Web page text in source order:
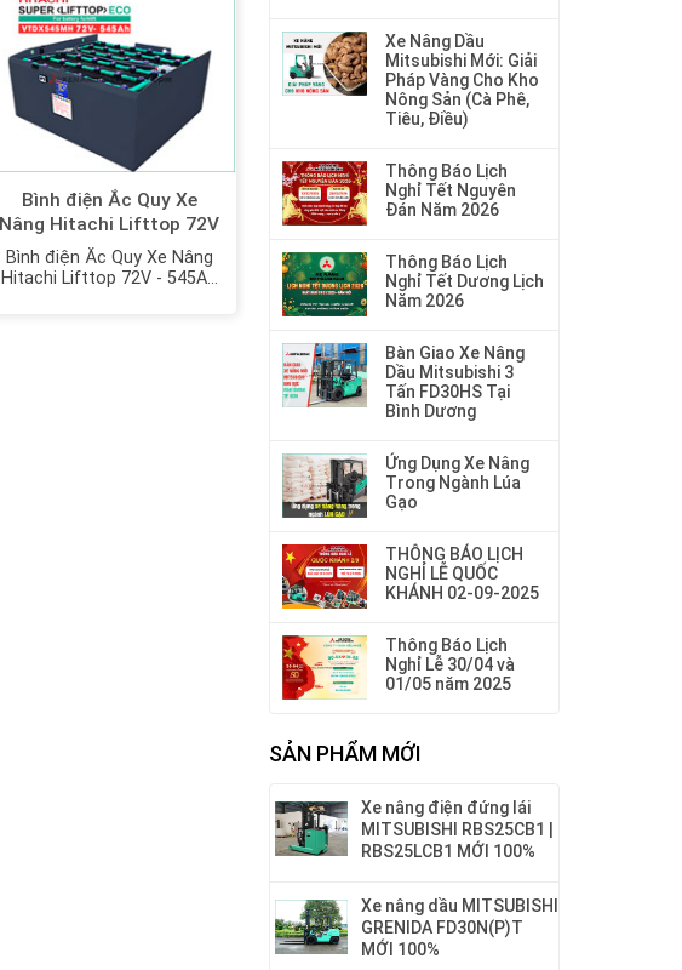
Xe Nâng Dầu
Mitsubishi Mới: Giải
Pháp Vàng Cho Kho
Nông Sản (Cà Phê,
Tiêu, Điều)
Thông Báo Lịch
Nghỉ Tết Nguyên
Đán Năm 2026
Thông Báo Lịch
Nghỉ Tết Dương Lịch
Năm 2026
Bàn Giao Xe Nâng
Dầu Mitsubishi 3
Tấn FD30HS Tại
Bình Dương
Ứng Dụng Xe Nâng
Trong Ngành Lúa
Gạo
THÔNG BÁO LỊCH
NGHỈ LỄ QUỐC
KHÁNH 02-09-2025
Thông Báo Lịch
Nghỉ Lễ 30/04 và
01/05 năm 2025
SẢN PHẨM MỚI
Xe nâng điện đứng lái
MITSUBISHI RBS25CB1 |
RBS25LCB1 MỚI 100%
Xe nâng dầu MITSUBISHI
GRENIDA FD30N(P)T
MỚI 100%
Bình điện Ắc Quy Xe
Nâng Hitachi Lifttop 72V
- 545Ah model:
VTDX545MH
Bình điện Ắc Quy Xe Nâng
Hitachi Lifttop 72V - 545Ah